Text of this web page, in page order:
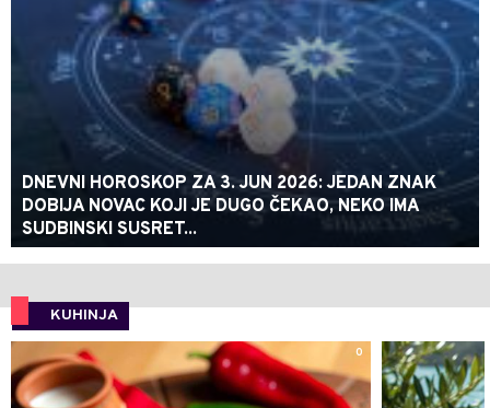
DNEVNI HOROSKOP ZA 3. JUN 2026: JEDAN ZNAK
DOBIJA NOVAC KOJI JE DUGO ČEKAO, NEKO IMA
SUDBINSKI SUSRET...
KUHINJA
0